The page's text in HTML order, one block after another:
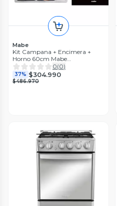
Mabe
Kit Campana + Encimera +
Horno 60cm Mabe
CM6045_CMG6044SD_HM6031
0(0)
37% $304.990
$486.970